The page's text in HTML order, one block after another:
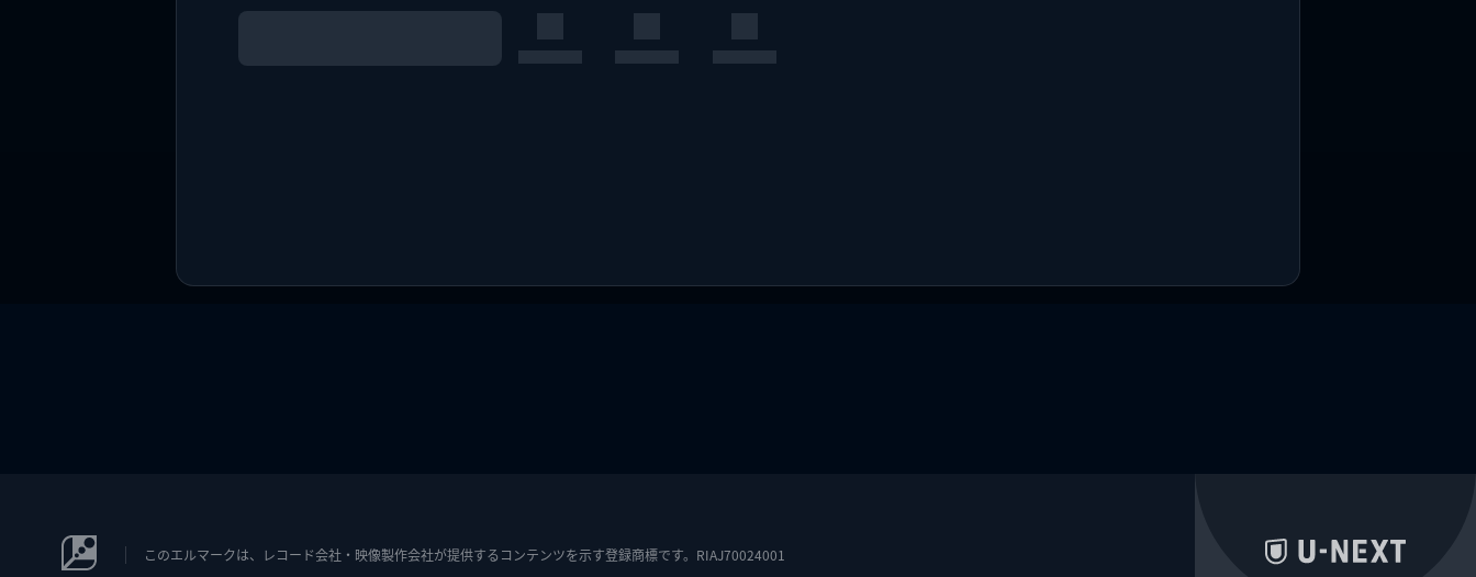
このエルマークは、レコード会社・映像製作会社が提供するコンテンツを示す登録商標です。RIAJ70024001